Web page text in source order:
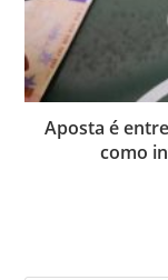
Aposta é
como